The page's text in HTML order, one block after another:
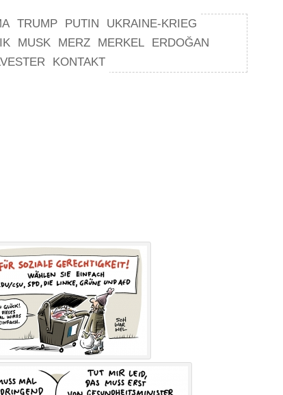
TRUMP PUTIN
UKRAINE-KRIEG
MUSK MERZ MERKEL
ERDOĞAN
KONTAKT